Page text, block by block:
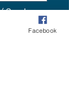
Send
Facebook